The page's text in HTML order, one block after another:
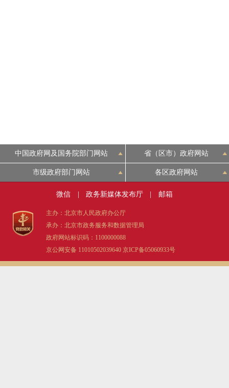
中国政府网及国务院部门网站 省（区市）政府网站
市级政府部门网站 各区政府网站
微信 政务新媒体发布厅 邮箱
主办：北京市人民政府办公厅
承办：北京市政务服务和数据管理局
政府网站标识码：1100000088
京公网安备 11010502039640 京ICP备05060933号